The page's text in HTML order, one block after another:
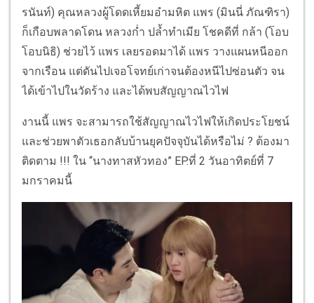
รนันท์) คุณหลวงผู้โดดเหี้ยมอำมหิต แพร (มินนี่ ภัณฑิรา)
ก็เกือบพลาดโดน หลวงก่ำ ปล้ำทำเมีย โชคดีที่ กล้า (โอบ
โอบนิธิ) ช่วยไว้ แพร เลยรอดมาได้ แพร วางแผนหนีออก
จากเรือน แต่ดันไปเจอโจทย์เก่าจนต้องหนีไปซ่อนตัว จน
ได้เข้าไปในวัดร้าง และได้พบสัญญาณไวไฟ
งานนี้ แพร จะสามารถใช้สัญญาณไวไฟให้เกิดประโยชน์
และช่วยพาตัวเธอกลับบ้านยุคปัจจุบันได้หรือไม่ ? ต้องมา
ติดตาม !!! ใน “นางทาสหัวทอง” EP.ที่ 2 วันอาทิตย์ที่ 7
มกราคมนี้